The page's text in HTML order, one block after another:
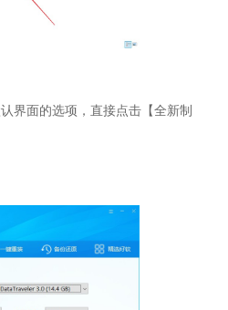
界面的选项，直接点击【全新制